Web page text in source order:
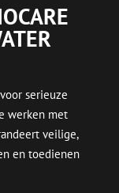
serieuze
werken met
veilige,
en toedienen